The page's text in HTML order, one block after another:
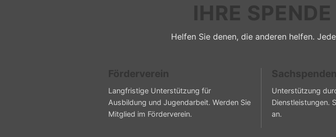
IHRE
Helfen Sie denen, die anderen helfen.
Förderverein
Langfristige Unterstützung für
Ausbildung und Jugendarbeit. Werden Sie
Mitglied im Förderverein.
Sachspenden
Unterstützung
Dienstleistungen.
an.